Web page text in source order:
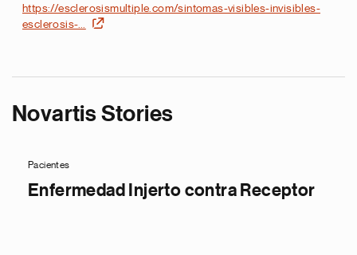
https://esclerosismultiple.com/sintomas-visibles-invisibles-
esclerosis-…
Novartis Stories
Pacientes
Enfermedad Injerto contra Receptor